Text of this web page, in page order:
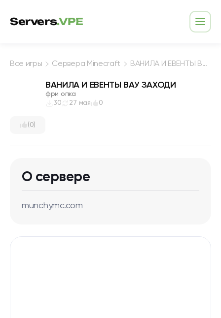
Servers.VPE
Все игры Сервера Minecraft ВАНИЛА И ЕВЕНТЫ ВАУ ЗАХОДИ
(0)
ВАНИЛА И ЕВЕНТЫ ВАУ ЗАХОДИ
фри опка
30
27 мая 0
О сервере
munchymc.com